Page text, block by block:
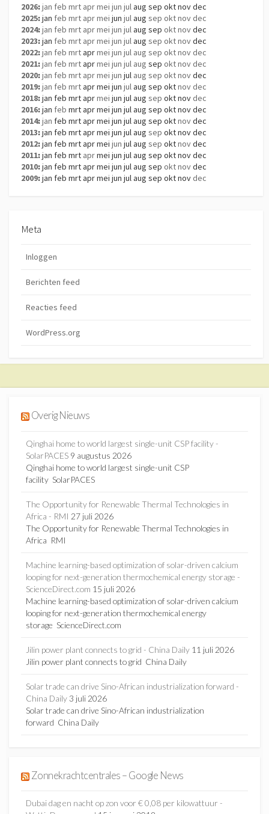
2026: jan feb mrt aprmei jun julaug sep oktnovdec
2025: jan feb mrt aprmei jun julaug sep oktnov dec
2024: jan feb mrt aprmei jun julaug sep oktnovdec
2023: jan feb mrt aprmei jun julaug sep oktnovdec
2022: jan feb mrtaprmei jun jul aug sep oktnov dec
2021: jan feb mrtaprmei jun jul aug sep oktnov dec
2020: jan feb mrt aprmei jun jul aug sep oktnovdec
2019: jan feb mrtaprmei jun julaug sep oktnov dec
2018: jan feb mrtaprmei jun julaug sep oktnov dec
2016: jan feb mrtaprmei jun julaug sep oktnovdec
2014: jan feb mrtaprmei jun julaug sep oktnovdec
2013: jan feb mrtaprmei jun julaug sep oktnovdec
2012: jan feb mrtaprmei jun julaug sep oktnovdec
2011: jan feb mrt aprmei jun julaug sep oktnovdec
2010: jan feb mrtaprmei jun julaug sep oktnovdec
2009: jan feb mrtaprmei jun julaug sep oktnov dec
Meta
Inloggen
Berichten feed
Reacties feed
WordPress.org
Overig Nieuws
Qinghai home to world largest single-unit CSP facility -
SolarPACES 9 augustus 2026
Qinghai home to world largest single-unit CSP
facility SolarPACES
The Opportunity for Renewable Thermal Technologies in
Africa - RMI 27 juli 2026
The Opportunity for Renewable Thermal Technologies in
Africa RMI
Machine learning-based optimization of solar-driven calcium
looping for next-generation thermochemical energy storage -
ScienceDirect.com 15 juli 2026
Machine learning-based optimization of solar-driven calcium
looping for next-generation thermochemical energy
storage ScienceDirect.com
Jilin power plant connects to grid - China Daily 11 juli 2026
Jilin power plant connects to grid China Daily
Solar trade can drive Sino-African industrialization forward -
China Daily3 juli 2026
Solar trade can drive Sino-African industrialization
forward China Daily
Zonnekrachtcentrales – Google News
Dubai dag en nacht op zon voor € 0,08 per kilowattuur -